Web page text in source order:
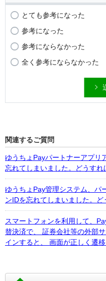
とても参考になった
参考になった
参考にならなかった
全く参考にならなかった
関連するご質問
ゆうちょPayパートナーアプリ
忘れてしまいました。どうすれ
ゆうちょPay管理システム、パ
ンIDを忘れてしまいました。ど
スマートフォンを利用して、
替決済で、 証券会社等の外部
インすると、 画面が正しく遷